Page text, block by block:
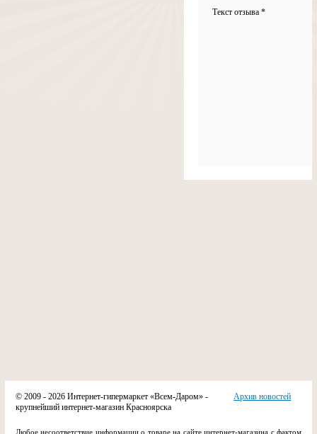
Текст отзыва *
Архив новостей
© 2009 - 2026 Интернет-гипермаркет «Всем-Даром» -
крупнейший интернет-магазин Красноярска
Любое несоответствие информации о товаре на сайте интернет-магазина с фактом